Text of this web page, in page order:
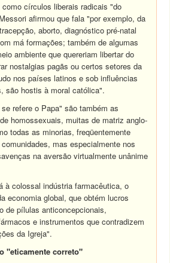
círculos liberais radicais "do
afirmou que fala "por exemplo, da
aborto, diagnóstico pré-natal
má formações; também de algumas
ambiente que quereriam libertar do
nostalgias pagãs ou certos setores da
nos países latinos e sob influências
são hostis à moral católica".
refere o Papa" são também as
homossexuais, muitas de matriz anglo-
todas as minorias, freqüentemente
mas especialmente nos
na aversão virtualmente unânime
à colossal indústria farmacêutica, o
economia global, que obtém lucros
de pílulas anticoncepcionais,
e instrumentos que contradizem
da Igreja".
"eticamente correto"